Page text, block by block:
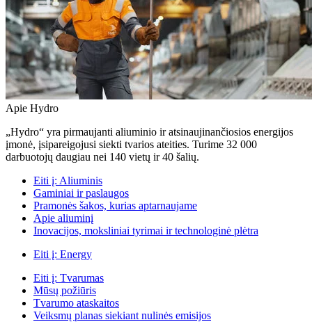
Apie Hydro
„Hydro“ yra pirmaujanti aliuminio ir atsinaujinančiosios energijos
įmonė, įsipareigojusi siekti tvarios ateities. Turime 32 000
darbuotojų daugiau nei 140 vietų ir 40 šalių.
Eiti į: Aliuminis
Gaminiai ir paslaugos
Pramonės šakos, kurias aptarnaujame
Apie aliuminį
Inovacijos, moksliniai tyrimai ir technologinė plėtra
Eiti į: Energy
Eiti į: Tvarumas
Mūsų požiūris
Tvarumo ataskaitos
Veiksmų planas siekiant nulinės emisijos